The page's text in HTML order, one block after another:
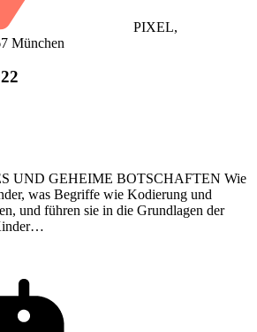
PIXEL,
München
UND GEHEIME BOTSCHAFTEN Wie
was Begriffe wie Kodierung und
und führen sie in die Grundlagen der